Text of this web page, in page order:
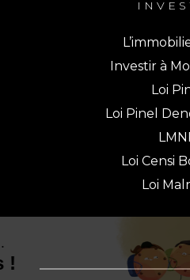
les Cookies !
Investir à
Loi
Loi Pinel
Loi Censi
Loi